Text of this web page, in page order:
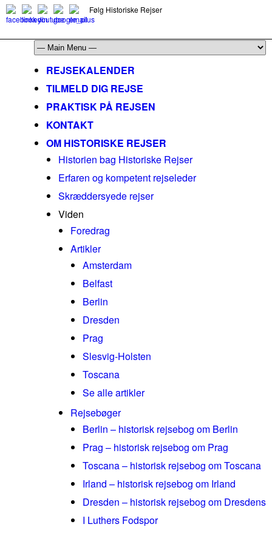
Følg Historiske Rejser
REJSEKALENDER
TILMELD DIG REJSE
PRAKTISK PÅ REJSEN
KONTAKT
OM HISTORISKE REJSER
Historien bag Historiske Rejser
Erfaren og kompetent rejseleder
Skræddersyede rejser
Viden
Foredrag
Artikler
Amsterdam
Belfast
Berlin
Dresden
Prag
Slesvig-Holsten
Toscana
Se alle artikler
Rejsebøger
Berlin – historisk rejsebog om Berlin
Prag – historisk rejsebog om Prag
Toscana – historisk rejsebog om Toscana
Irland – historisk rejsebog om Irland
Dresden – historisk rejsebog om Dresdens
I Luthers Fodspor